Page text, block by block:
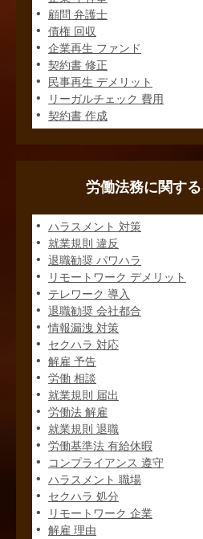
顧問 弁護士
債権 回収
企業再生 ファンド
契約書 修正
民事再生 デメリット
リーガルチェック 費用
契約書 作成
労働法務に関す
ハラスメント 対策
就業規則 違反
退職勧奨 パワハラ
リモートワーク デメリット
テレワーク 導入
退職勧奨 会社都合
情報漏洩 対策
セクハラ 対応
解雇 予告
労働 相談
就業規則 届出
労働法 解雇
就業規則 退職
労働基準法 有給休暇
コンプライアンス 遵守
ハラスメント 職場
セクハラ 処分
リモートワーク 企業
解雇 理由